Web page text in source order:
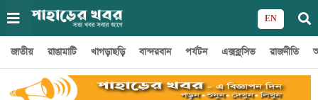
EN
জাতীয় রাঙামাটি খাগড়াছড়ি বান্দরবান পর্যটন এক্সক্লুসিভ রাজনীতি